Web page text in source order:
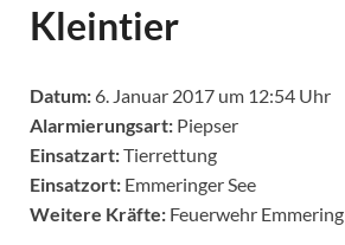
Kleintier
Datum: 6. Januar 2017 um 12:54 Uhr
Alarmierungsart: Piepser
Einsatzart:Tierrettung
Einsatzort: Emmeringer See
Weitere Kräfte: Feuerwehr Emmering